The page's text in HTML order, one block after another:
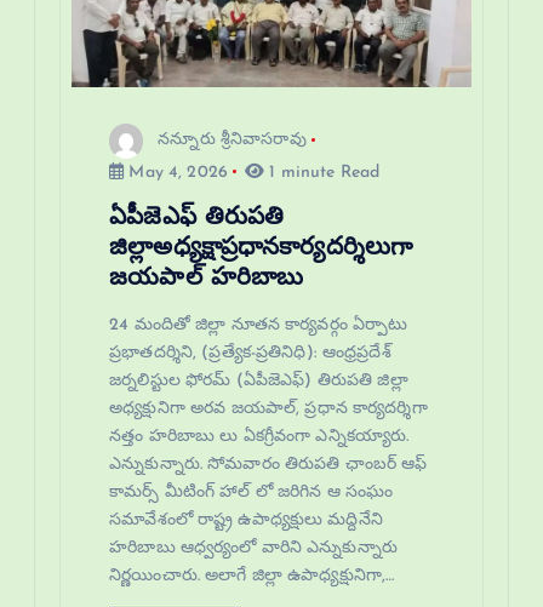
నన్నూరు శ్రీనివాసరావు
May 4, 2026
1 minute Read
ఏపీజెఎఫ్ తిరుపతి
జిల్లాఅధ్యక్షాప్రధానకార్యదర్శిలుగా
జయపాల్ హరిబాబు
24 మందితో జిల్లా నూతన కార్యవర్గం ఏర్పాటు
ప్రభాతదర్శిని, (ప్రత్యేక-ప్రతినిధి): ఆంధ్రప్రదేశ్
జర్నలిస్టుల ఫోరమ్ (ఏపీజెఎఫ్) తిరుపతి జిల్లా
అధ్యక్షునిగా అరవ జయపాల్, ప్రధాన కార్యదర్శిగా
నత్తం హరిబాబు లు ఏకగ్రీవంగా ఎన్నికయ్యారు.
ఎన్నుకున్నారు. సోమవారం తిరుపతి ఛాంబర్ ఆఫ్
కామర్స్ మీటింగ్ హాల్ లో జరిగిన ఆ సంఘం
సమావేశంలో రాష్ట్ర ఉపాధ్యక్షులు మద్దినేని
హరిబాబు ఆధ్వర్యంలో వారిని ఎన్నుకున్నారు
నిర్ణయించారు. అలాగే జిల్లా ఉపాధ్యక్షునిగా,…